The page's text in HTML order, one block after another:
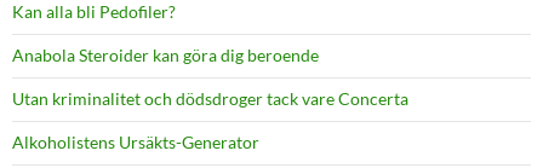
Kan alla bli Pedofiler?
Anabola Steroider kan göra dig beroende
Utan kriminalitet och dödsdroger tack vare Concerta
Alkoholistens Ursäkts-Generator